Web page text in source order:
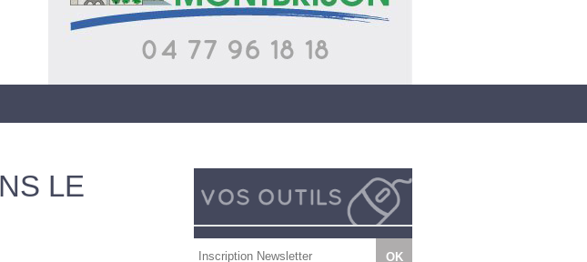
LE